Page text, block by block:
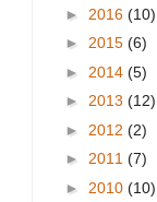
► 2016 (10)
► 2015 (6)
► 2014 (5)
► 2013 (12)
► 2012 (2)
► 2011 (7)
► 2010 (10)